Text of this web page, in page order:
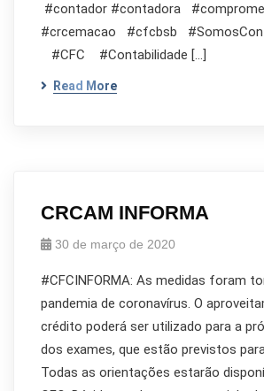
#contador #contadora
#crcemacao #cfcbsb
#CFC #Contabilidade […]
Read More
CRCAM INFORMA
30 de março de 2020
#CFCINFORMA: As medidas foram
pandemia de coronavírus. O
crédito poderá ser utilizado para a
dos exames, que estão previstos
Todas as orientações estarão